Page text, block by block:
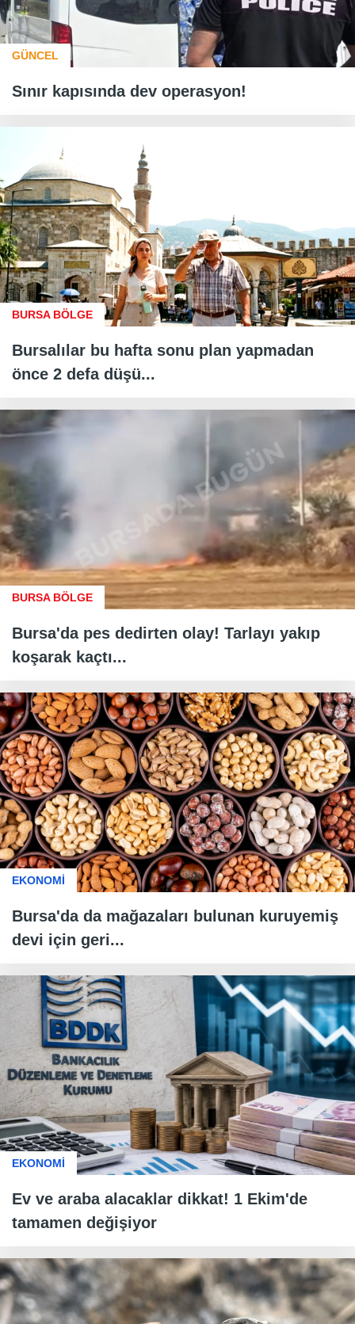
GÜNCEL
Sınır kapısında dev operasyon!
BURSA BÖLGE
Bursalılar bu hafta sonu plan yapmadan
önce 2 defa düşü...
BURSA BÖLGE
Bursa'da pes dedirten olay! Tarlayı yakıp
koşarak kaçtı...
EKONOMİ
Bursa'da da mağazaları bulunan kuruyemiş
devi için geri...
EKONOMİ
Ev ve araba alacaklar dikkat! 1 Ekim'de
tamamen değişiyor